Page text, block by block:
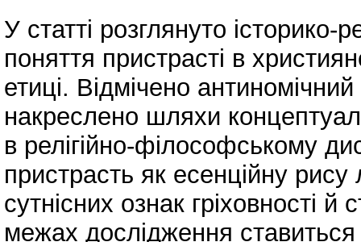
У статті розглянуто історико-
поняття пристрасті в
етиці. Відмічено
накреслено шляхи
в релігійно-філософському
пристрасть як есенційну
сутнісних ознак гріховності
межах дослідження